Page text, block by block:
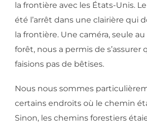
la frontière avec les États-Unis.
été l’arrêt dans une clairière qui
la frontière. Une caméra, seule
forêt, nous a permis de s’assurer
faisions pas de bêtises.
Nous nous sommes
certains endroits où le chemin
Sinon, les chemins forestiers